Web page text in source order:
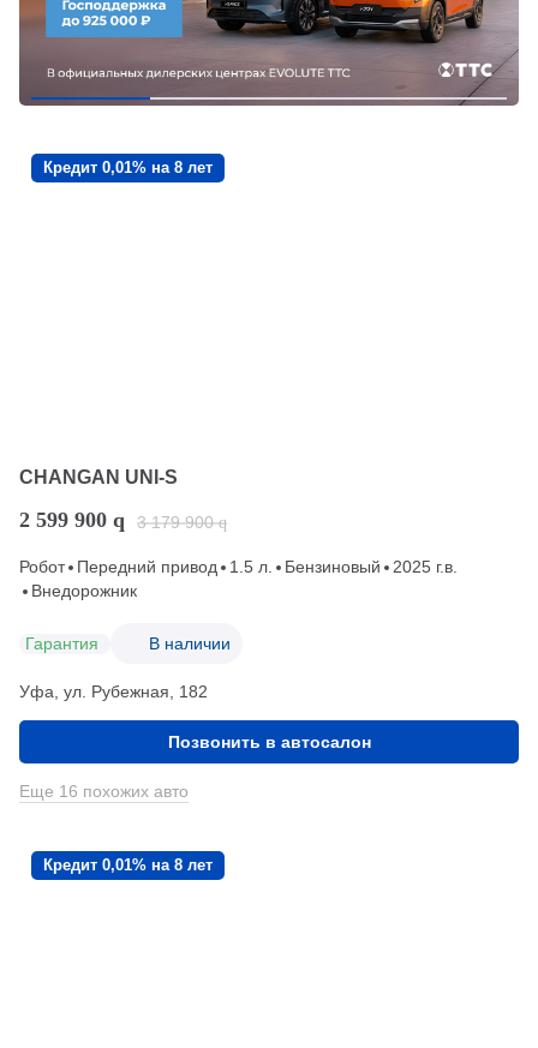
Кредит 0,01% на 8 лет
CHANGAN UNI-S
2 599 900 q 3 179 900 q
Робот Передний привод 1.5 л. Бензиновый
2025 г.в.
Внедорожник
Гарантия В наличии
Уфа, ул. Рубежная, 182
Позвонить в автосалон
Еще 16 похожих авто
Кредит 0,01% на 8 лет